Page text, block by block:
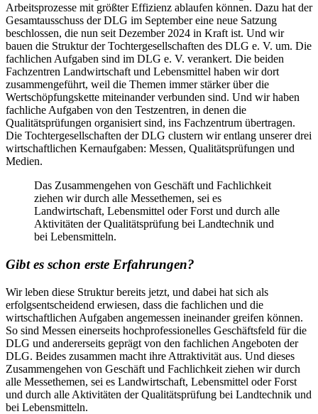
Arbeitsprozesse mit größter Effizienz ablaufen können. Dazu hat der
Gesamtausschuss der DLG im September eine neue Satzung
beschlossen, die nun seit Dezember 2024 in Kraft ist. Und wir
bauen die Struktur der Tochtergesellschaften des DLG e. V. um. Die
fachlichen Aufgaben sind im DLG e. V. verankert. Die beiden
Fachzentren Landwirtschaft und Lebensmittel haben wir dort
zusammengeführt, weil die Themen immer stärker über die
Wertschöpfungskette miteinander verbunden sind. Und wir haben
fachliche Aufgaben von den Testzentren, in denen die
Qualitätsprüfungen organisiert sind, ins Fachzentrum übertragen.
Die Tochtergesellschaften der DLG clustern wir entlang unserer drei
wirtschaftlichen Kernaufgaben: Messen, Qualitätsprüfungen und
Medien.
Das Zusammengehen von Geschäft und Fachlichkeit
ziehen wir durch alle Messethemen, sei es
Landwirtschaft, Lebensmittel oder Forst und durch alle
Aktivitäten der Qualitätsprüfung bei Landtechnik und
bei Lebensmitteln.
Gibt es schon erste Erfahrungen?
Wir leben diese Struktur bereits jetzt, und dabei hat sich als
erfolgsentscheidend erwiesen, dass die fachlichen und die
wirtschaftlichen Aufgaben angemessen ineinander greifen können.
So sind Messen einerseits hochprofessionelles Geschäftsfeld für die
DLG und andererseits geprägt von den fachlichen Angeboten der
DLG. Beides zusammen macht ihre Attraktivität aus. Und dieses
Zusammengehen von Geschäft und Fachlichkeit ziehen wir durch
alle Messethemen, sei es Landwirtschaft, Lebensmittel oder Forst
und durch alle Aktivitäten der Qualitätsprüfung bei Landtechnik und
bei Lebensmitteln.